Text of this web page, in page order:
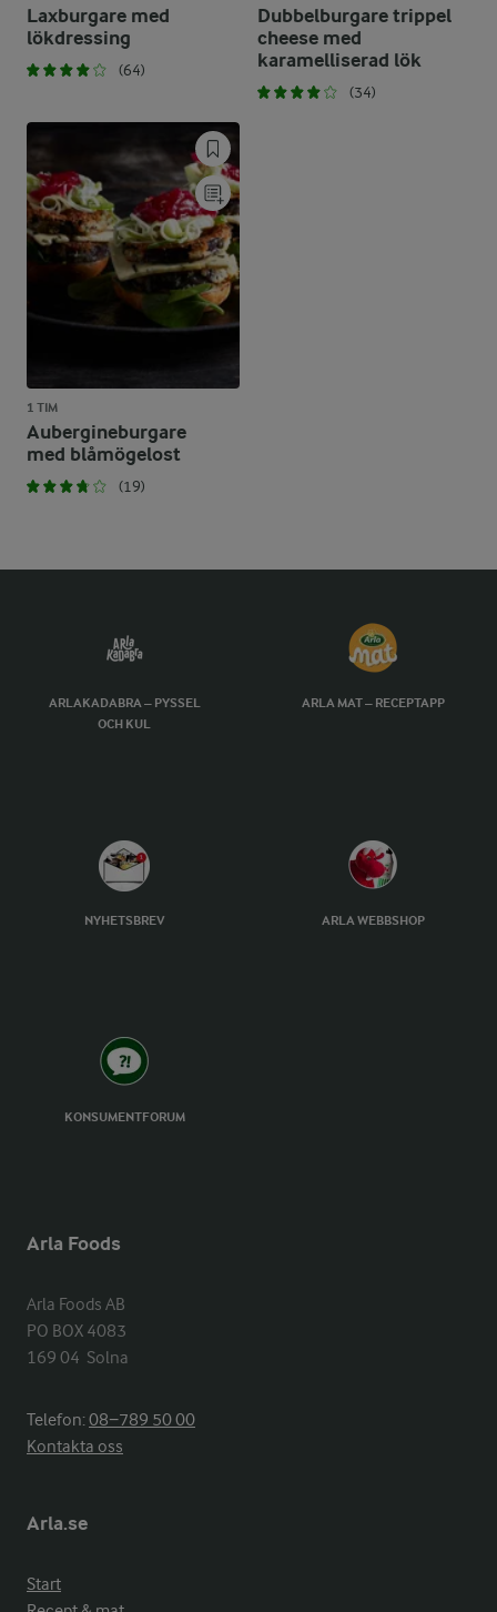
Laxburgare med
lökdressing
(64)
Dubbelburgare trippel
cheese med
karamelliserad lök
(34)
1 TIM
Aubergineburgare
med blåmögelost
(19)
ARLAKADABRA – PYSSEL
OCH KUL
ARLA MAT – RECEPTAPP
NYHETSBREV ARLA WEBBSHOP
KONSUMENTFORUM
Arla Foods
Arla Foods AB
PO BOX 4083
169 04  Solna
Telefon:08−789 50 00
Kontakta oss
Arla.se
Start